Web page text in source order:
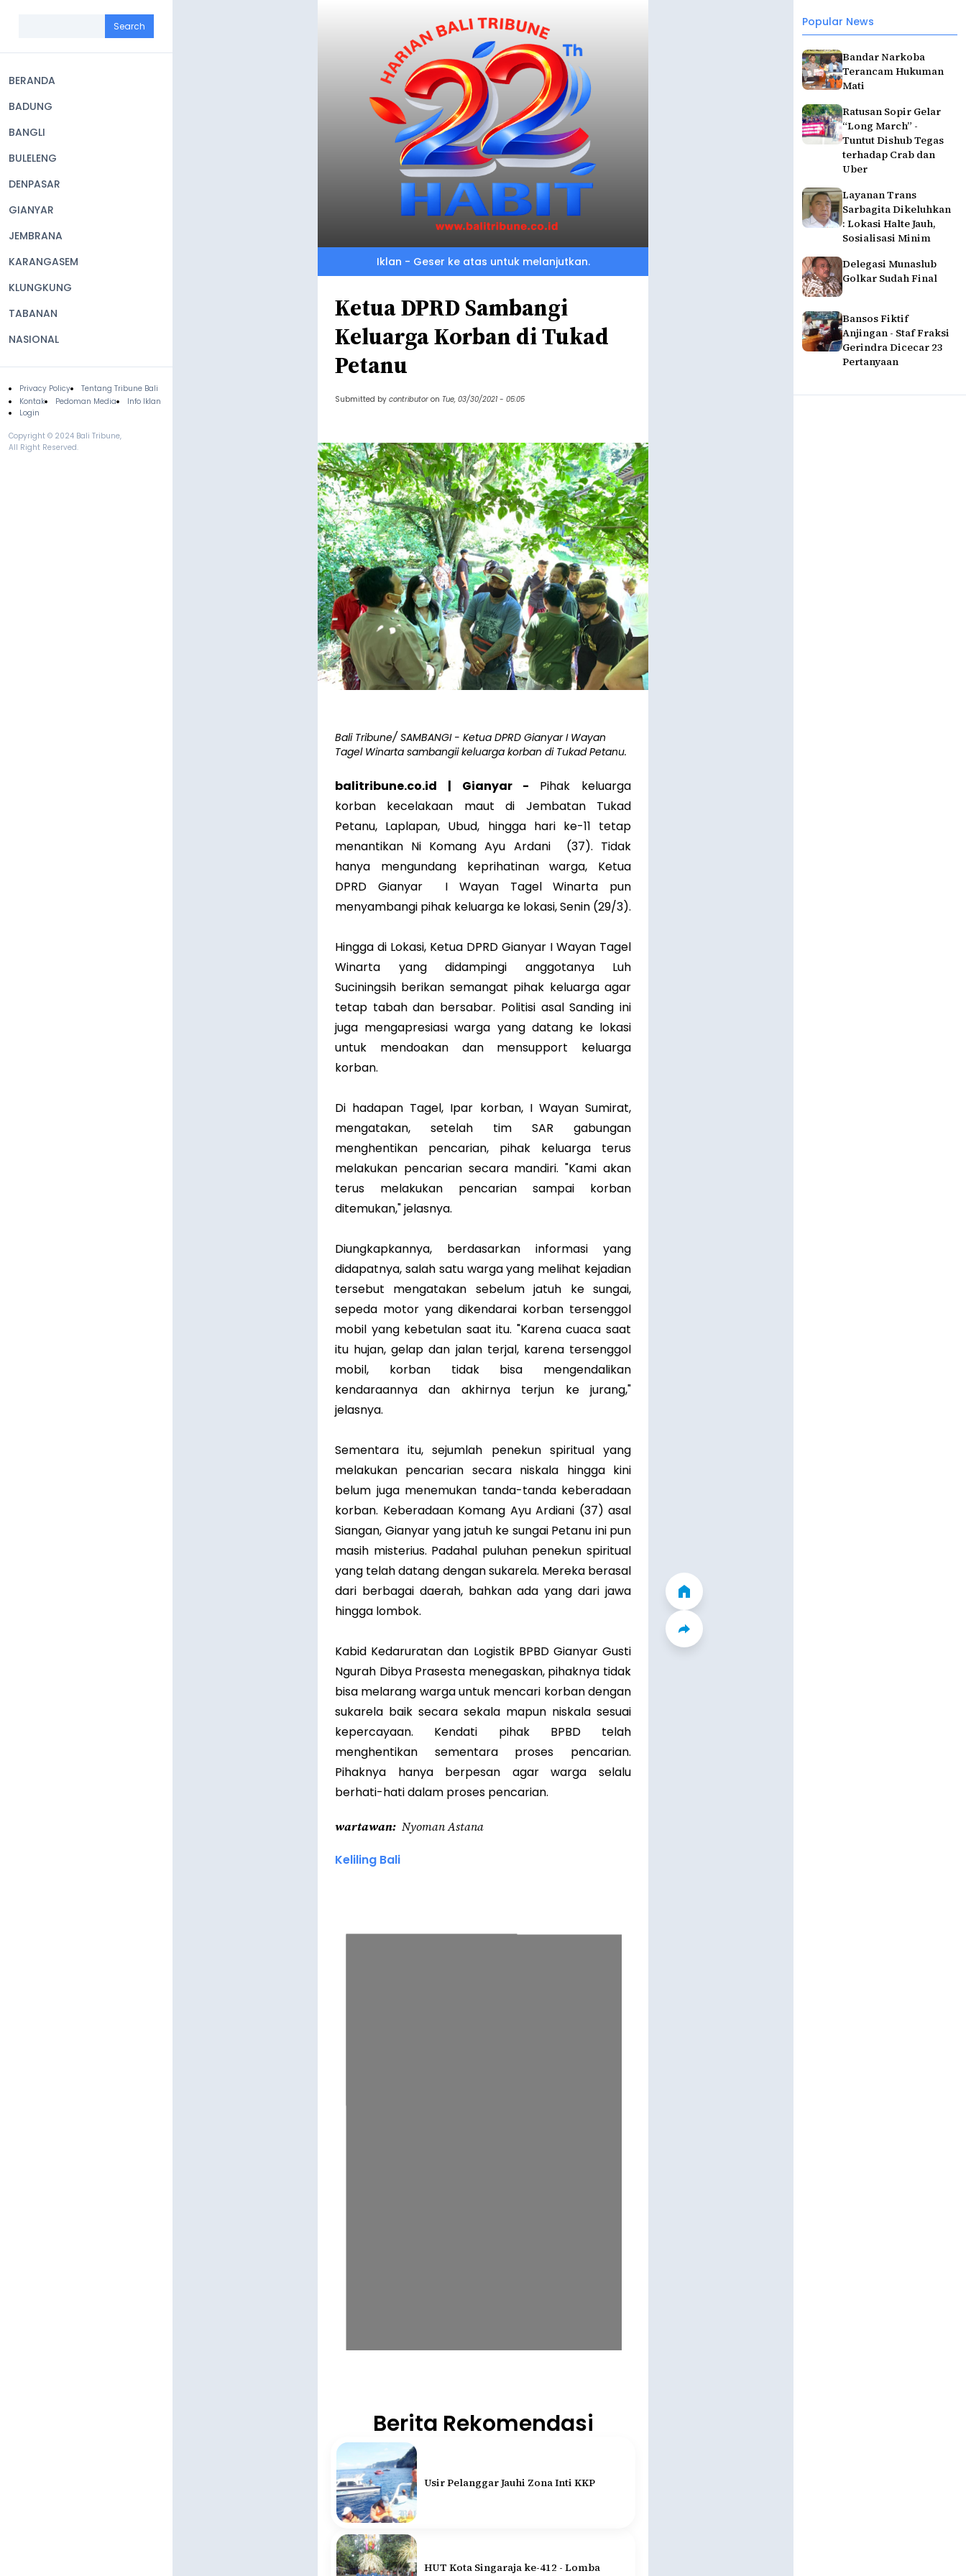
navigation
BERANDA
BADUNG
BANGLI
BULELENG
DENPASAR
GIANYAR
JEMBRANA
KARANGASEM
KLUNGKUNG
TABANAN
NASIONAL
Footer
Privacy Policy
Tentang Tribune Bali
Kontak
Pedoman Media
Info Iklan
Login
Copyright © 2024 Bali Tribune,
All Right Reserved.
Popular News
Bandar Narkoba
Terancam Hukuman
Mati
Ratusan Sopir Gelar
“Long March” -
Tuntut Dishub Tegas
terhadap Crab dan
Uber
Layanan Trans
Sarbagita Dikeluhkan
: Lokasi Halte Jauh,
Sosialisasi Minim
Delegasi Munaslub
Golkar Sudah Final
Bansos Fiktif
Anjingan - Staf Fraksi
Gerindra Dicecar 23
Pertanyaan
Iklan - Geser ke atas untuk melanjutkan.
Ketua DPRD Sambangi
Keluarga Korban di Tukad
Petanu
Submitted by contributor on Tue, 03/30/2021 - 05:05
Bali Tribune/ SAMBANGI - Ketua DPRD Gianyar I Wayan
Tagel Winarta sambangii keluarga korban di Tukad Petanu.
balitribune.co.id | Gianyar- Pihak keluarga
korban kecelakaan maut di Jembatan Tukad
Petanu, Laplapan, Ubud, hingga hari ke-11 tetap
menantikan Ni Komang Ayu Ardani (37). Tidak
hanya mengundang keprihatinan warga, Ketua
DPRD Gianyar I Wayan Tagel Winarta pun
menyambangi pihak keluarga ke lokasi, Senin (29/3).
Hingga di Lokasi, Ketua DPRD Gianyar I Wayan Tagel
Winarta yang didampingi anggotanya Luh
Suciningsih berikan semangat pihak keluarga agar
tetap tabah dan bersabar. Politisi asal Sanding ini
juga mengapresiasi warga yang datang ke lokasi
untuk mendoakan dan mensupport keluarga
korban.
Di hadapan Tagel, Ipar korban, I Wayan Sumirat,
mengatakan, setelah tim SAR gabungan
menghentikan pencarian, pihak keluarga terus
melakukan pencarian secara mandiri. "Kami akan
terus melakukan pencarian sampai korban
ditemukan," jelasnya.
Diungkapkannya, berdasarkan informasi yang
didapatnya, salah satu warga yang melihat kejadian
tersebut mengatakan sebelum jatuh ke sungai,
sepeda motor yang dikendarai korban tersenggol
mobil yang kebetulan saat itu. "Karena cuaca saat
itu hujan, gelap dan jalan terjal, karena tersenggol
mobil, korban tidak bisa mengendalikan
kendaraannya dan akhirnya terjun ke jurang,"
jelasnya.
Sementara itu, sejumlah penekun spiritual yang
melakukan pencarian secara niskala hingga kini
belum juga menemukan tanda-tanda keberadaan
korban. Keberadaan Komang Ayu Ardiani (37) asal
Siangan, Gianyar yang jatuh ke sungai Petanu ini pun
masih misterius. Padahal puluhan penekun spiritual
yang telah datang dengan sukarela. Mereka berasal
dari berbagai daerah, bahkan ada yang dari jawa
hingga lombok.
Kabid Kedaruratan dan Logistik BPBD Gianyar Gusti
Ngurah Dibya Prasesta menegaskan, pihaknya tidak
bisa melarang warga untuk mencari korban dengan
sukarela baik secara sekala mapun niskala sesuai
kepercayaan. Kendati pihak BPBD telah
menghentikan sementara proses pencarian.
Pihaknya hanya berpesan agar warga selalu
berhati-hati dalam proses pencarian.
wartawan Nyoman Astana
Keliling Bali
Berita Rekomendasi
Usir Pelanggar Jauhi Zona Inti KKP
HUT Kota Singaraja ke-412 - Lomba